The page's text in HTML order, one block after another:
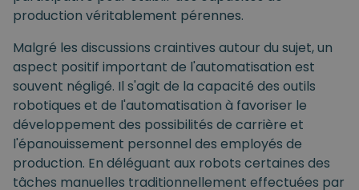
production véritablement pérennes.
Malgré les discussions craintives autour du sujet, un
aspect positif important de l'automatisation est
souvent négligé. Il s'agit de la capacité des outils
robotiques et de l'automatisation à favoriser le
développement des possibilités de carrière et
l'épanouissement personnel des employés de
production. En déléguant aux robots certaines des
tâches manuelles traditionnellement effectuées par